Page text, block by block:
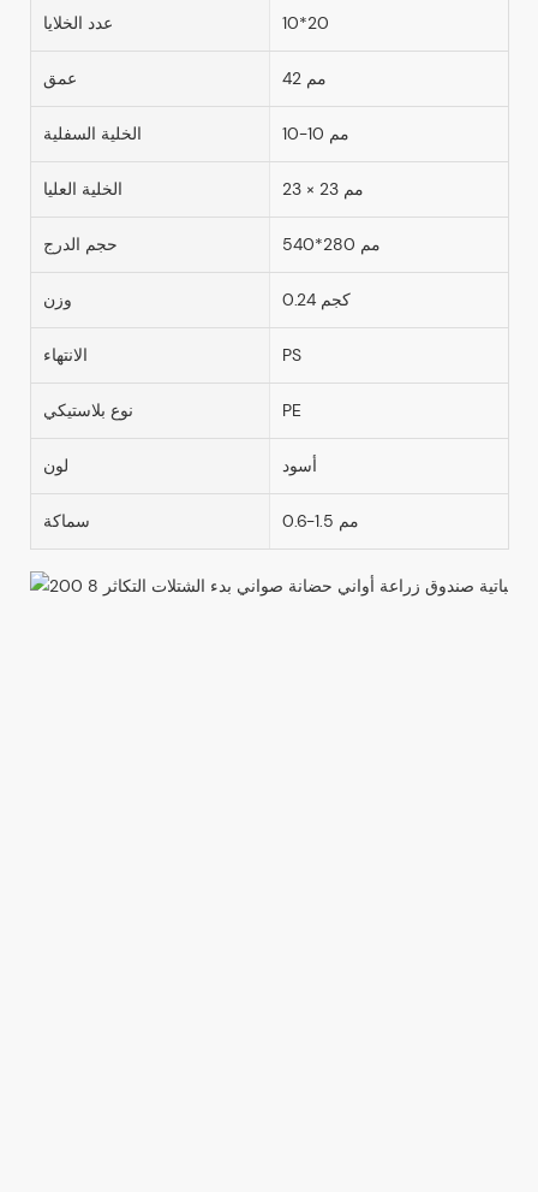
عدد الخلايا 10*20
عمق 42 مم
الخلية السفلية 10-10 مم
الخلية العليا 23 × 23 مم
حجم الدرج 540*280 مم
وزن 0.24 كجم
الانتهاء PS
نوع بلاستيكي PE
لون أسود
سماكة 0.6-1.5 مم